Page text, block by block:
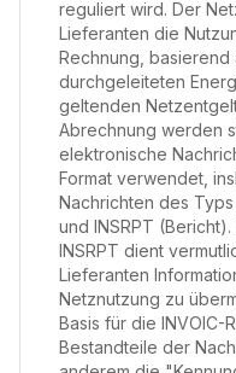
reguliert wird. Der
Lieferanten die
Rechnung, basierend
durchgeleiteten
geltenden
Abrechnung werden
elektronische
Format verwendet,
Nachrichten des
und INSRPT
INSRPT dient
Lieferanten
Netznutzung zu
Basis für die INVOIC-
Bestandteile der